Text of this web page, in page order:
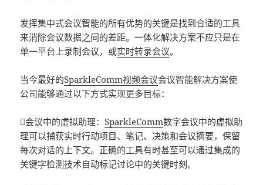
发挥集中式会议智能的所有优势的关键是找到合适的工具
来消除会议数据之间的差距。一体化解决方案不应只是在
单一平台上录制会议，或实时转录会议。
当今最好的SparkleComm视频会议会议智能解决方案使
公司能够通过以下方式实现更多目标：
会议中的虚拟助理：SparkleComm数字会议中的虚拟助
理可以捕获实时行动项目、笔记、决策和会议摘要，保留
每次对话的上下文。正确的工具有时甚至可以通过集成的
关键字检测技术自动标记讨论中的关键时刻。